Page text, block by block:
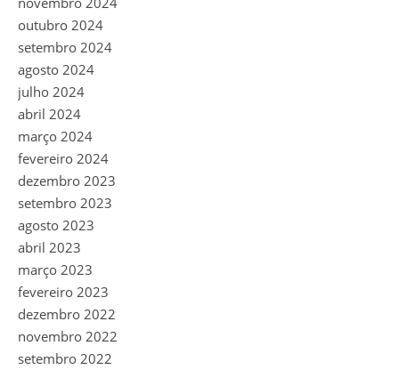
outubro 2024
setembro 2024
agosto 2024
julho 2024
abril 2024
março 2024
fevereiro 2024
dezembro 2023
setembro 2023
agosto 2023
abril 2023
março 2023
fevereiro 2023
dezembro 2022
novembro 2022
setembro 2022